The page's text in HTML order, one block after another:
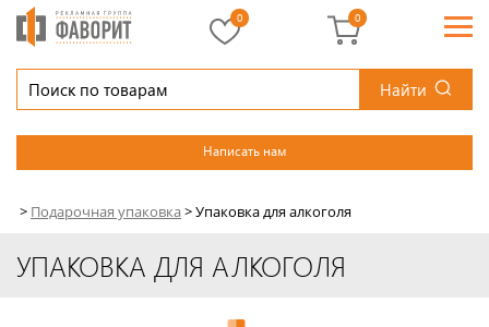
Найти
Написать нам
0 0
> Подарочная упаковка>Упаковка для алкоголя
УПАКОВКА ДЛЯ АЛКОГОЛЯ